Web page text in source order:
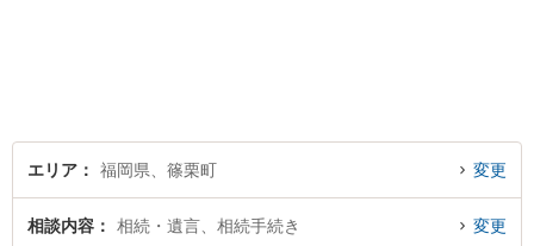
エリア 福岡県、篠栗町 変更
相談内容 相続・遺言、相続手続き 変更